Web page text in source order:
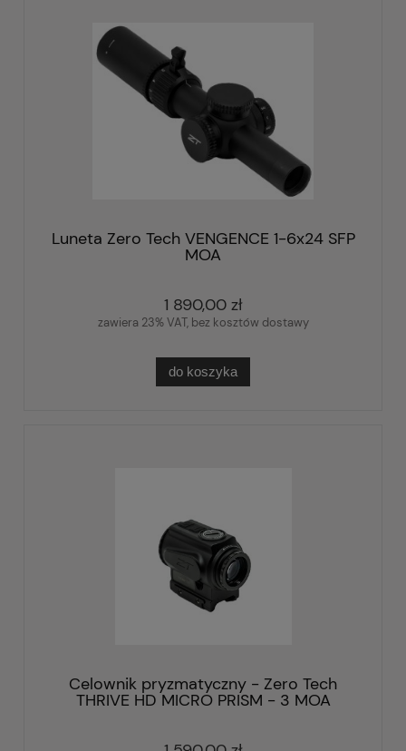
Luneta Zero Tech VENGENCE 1-6x24 SFP
MOA
1 890,00 zł
zawiera 23% VAT, bez kosztów dostawy
do koszyka
Celownik pryzmatyczny - Zero Tech
THRIVE HD MICRO PRISM - 3 MOA